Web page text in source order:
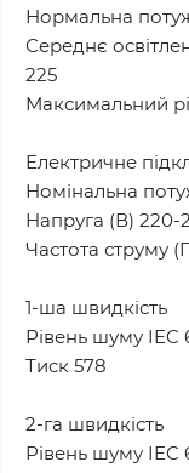
Нормальна
Середнє
225
Максимальний
Електричне
Номінальна
Напруга (В) 220-
Частота струму
1-ша швидкість
Рівень шуму IEC
Тиск 578
2-га швидкість
Рівень шуму IEC